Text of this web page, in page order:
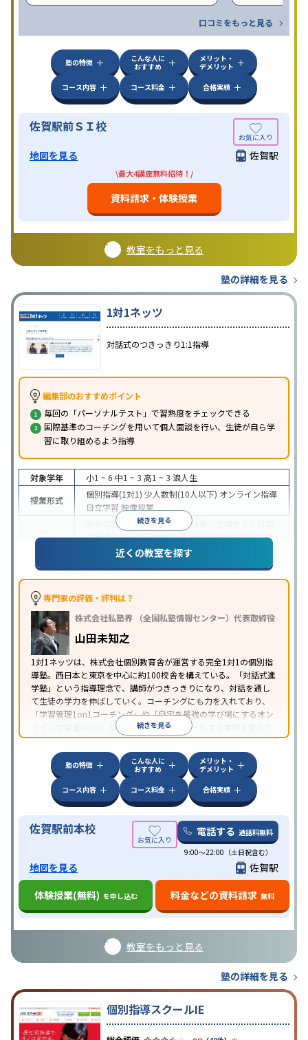
口コミをもっと見る
塾の特徴
こんな人に
おすすめ
メリット・
デメリット
コース内容
コース料金 合格実績
佐賀駅前ＳＩ校
地図を見る 佐賀駅
\最大4講座無料招待！/
資料請求・体験授業
教室をもっと見る
塾の詳細を見る
1対1ネッツ
対話式のつきっきり1:1指導
編集部のおすすめポイント
毎回の「パーソナルテスト」で習熟度をチェックできる
国際基準のコーチングを用いて個人面談を行い、生徒が自ら学
習に取り組めるよう指導
続きを見る
対象学年 小1 ~ 6 中1 ~ 3 高1 ~ 3 浪人生
授業形式
個別指導(1対1) 少人数制(10人以下) オンライン指導
自立学習 映像授業
中学受験 高校受験大学受験
授業・定期テスト対策
内申点対策学習習慣の定着総合型選抜(旧AO)対策
推薦入試対策 学校別特化対策
特徴
中高一貫校生に対応
ブレットを利用
季節講習のみの受講可自習室あり
近くの教室を探す
専門家の評価・評判は？
株式会社私塾界 （全国私塾情報センター）代表取締役
山田未知之
1対1ネッツは、株式会社個別教育舎が運営する完全1対1の個別指
導塾。西日本と東京を中心に約100校舎を構えている。「対話式進
学塾」という指導理念で、講師がつきっきりになり、対話を通し
て生徒の学力を伸ばしていく。コーチングにも力を入れており、
「学習管理1on1コーチング」や「自宅を最強の学び場にするオン
ライン学習室NALU」など、自宅学習もサポートする体制を整えて
いる。
続きを見る
塾の特徴
こんな人に
おすすめ
メリット・
デメリット
コース内容
コース料金 合格実績
佐賀駅前本校 電話する 通話料無料
9:00～22:00（土日祝含む）
地図を見る
佐賀駅
体験授業(無料) を申し込む 料金などの資料請求 無料
教室をもっと見る
塾の詳細を見る
個別指導スクールIE